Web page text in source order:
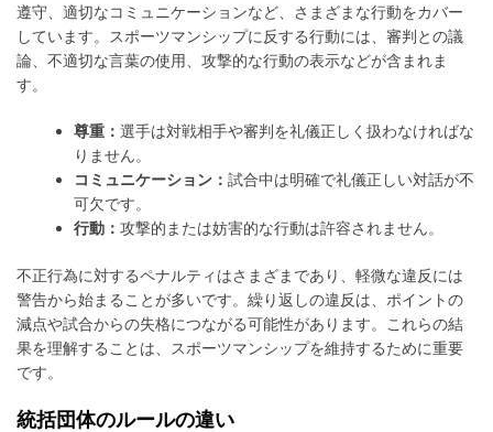
遵守、適切なコミュニケーションなど、さまざまな行動をカバー
しています。スポーツマンシップに反する行動には、審判との議
論、不適切な言葉の使用、攻撃的な行動の表示などが含まれま
す。
尊重：選手は対戦相手や審判を礼儀正しく扱わなければな
りません。
コミュニケーション：試合中は明確で礼儀正しい対話が不
可欠です。
行動：攻撃的または妨害的な行動は許容されません。
不正行為に対するペナルティはさまざまであり、軽微な違反には
警告から始まることが多いです。繰り返しの違反は、ポイントの
減点や試合からの失格につながる可能性があります。これらの結
果を理解することは、スポーツマンシップを維持するために重要
です。
統括団体のルールの違い